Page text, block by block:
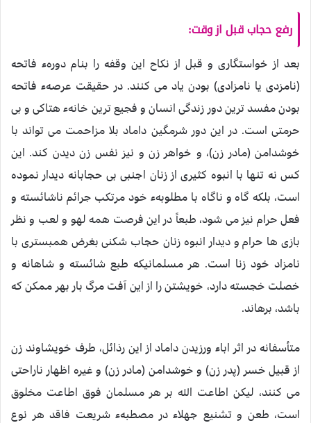
رفع حجاب قبل از وقت:
بعد از خواستگاری و قبل از نکاح اين وقفه را بنام دورهء فاتحه
(نامزدی يا نامزادی) بودن ياد می کنند. در حقيقت عرصهء فاتحه
بودن مفسد ترين دور زندگی انسان و فجيع ترين خانهء هتاکی و بی
حرمتی است. در اين دور شرمگين داماد بلا مزاحمت می تواند با
خوشدامن (مادر زن)، و خواهر زن و نيز نفس زن ديدن کند. اين
کس نه تنها با انبوه کثيری از زنان اجنبی بی حجابانه ديدار نموده
است، بلکه گاه و ناگاه با مطلوبهء خود مرتکب جرائم ناشائسته و
فعل حرام نيز می شود، طبعاً در اين فرصت همه لهو و لعب و نظر
بازی ها حرام و ديدار انبوه زنان حجاب شکنی بغرض همبستری با
نامزاد خود زنا است. هر مسلمانيکه طبع شائسته و شاهانه و
خصلت خجسته دارد، خويشتن را از اين آفت مرگ بار بهر ممکن که
باشد، برهاند.
متأسفانه در اثر اباء ورزيدن داماد از اين رذائل، طرف خويشاوند زن
از قبيل خسر (پدر زن) و خوشدامن (مادر زن) و غيره اظهار ناراحتی
می کنند، ليکن اطاعت الله بر هر مسلمان فوق اطاعت مخلوق
است، طعن و تشنيع جهلاء در مصطبهء شريعت فاقد هر نوع